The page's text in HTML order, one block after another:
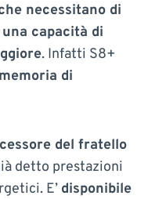
necessitano di
capacità di
. Infatti S8+
di
del fratello
detto prestazioni
E’ disponibile